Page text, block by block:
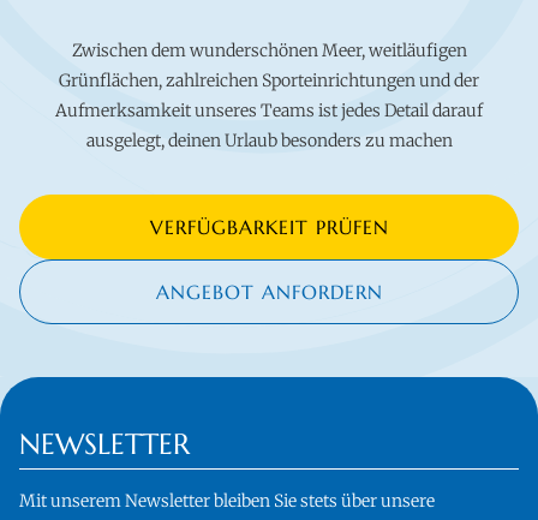
Zwischen dem wunderschönen Meer, weitläufigen
Grünflächen, zahlreichen Sporteinrichtungen und der
Aufmerksamkeit unseres Teams ist jedes Detail darauf
ausgelegt, deinen Urlaub besonders zu machen
VERFÜGBARKEIT PRÜFEN
ANGEBOT ANFORDERN
NEWSLETTER
Mit unserem Newsletter bleiben Sie stets über unsere